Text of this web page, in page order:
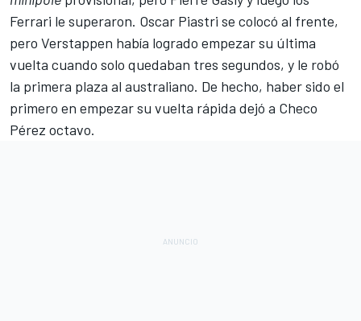
Ferrari le superaron. Oscar Piastri se colocó al frente,
pero Verstappen había logrado empezar su última
vuelta cuando solo quedaban tres segundos, y le robó
la primera plaza al australiano. De hecho, haber sido el
primero en empezar su vuelta rápida dejó a Checo
Pérez octavo.